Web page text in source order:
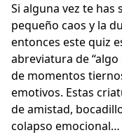
Si alguna vez te
pequeño caos y la
entonces este quiz
abreviatura de
de momentos
emotivos. Estas
de amistad,
colapso